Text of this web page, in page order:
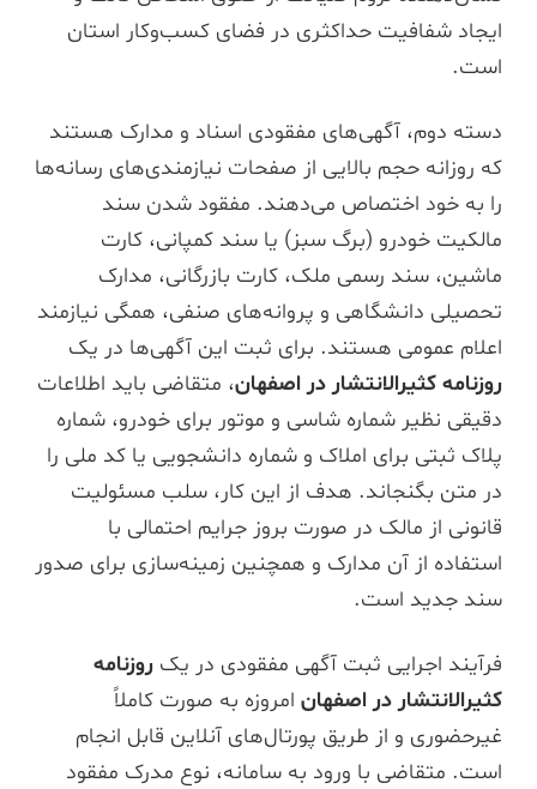
ایجاد شفافیت حداکثری در فضای کسب‌وکار استان
است.
دسته دوم، آگهی‌های مفقودی اسناد و مدارک هستند
که روزانه حجم بالایی از صفحات نیازمندی‌های رسانه‌ها
را به خود اختصاص می‌دهند. مفقود شدن سند
مالکیت خودرو (برگ سبز) یا سند کمپانی، کارت
ماشین، سند رسمی ملک، کارت بازرگانی، مدارک
تحصیلی دانشگاهی و پروانه‌های صنفی، همگی نیازمند
اعلام عمومی هستند. برای ثبت این آگهی‌ها در یک
روزنامه کثیرالانتشار در اصفهان، متقاضی باید اطلاعات
دقیقی نظیر شماره شاسی و موتور برای خودرو، شماره
پلاک ثبتی برای املاک و شماره دانشجویی یا کد ملی را
در متن بگنجاند. هدف از این کار، سلب مسئولیت
قانونی از مالک در صورت بروز جرایم احتمالی با
استفاده از آن مدارک و همچنین زمینه‌سازی برای صدور
سند جدید است.
فرآیند اجرایی ثبت آگهی مفقودی در یک روزنامه
کثیرالانتشار در اصفهانامروزه به صورت کاملاً
غیرحضوری و از طریق پورتال‌های آنلاین قابل انجام
است. متقاضی با ورود به سامانه، نوع مدرک مفقود